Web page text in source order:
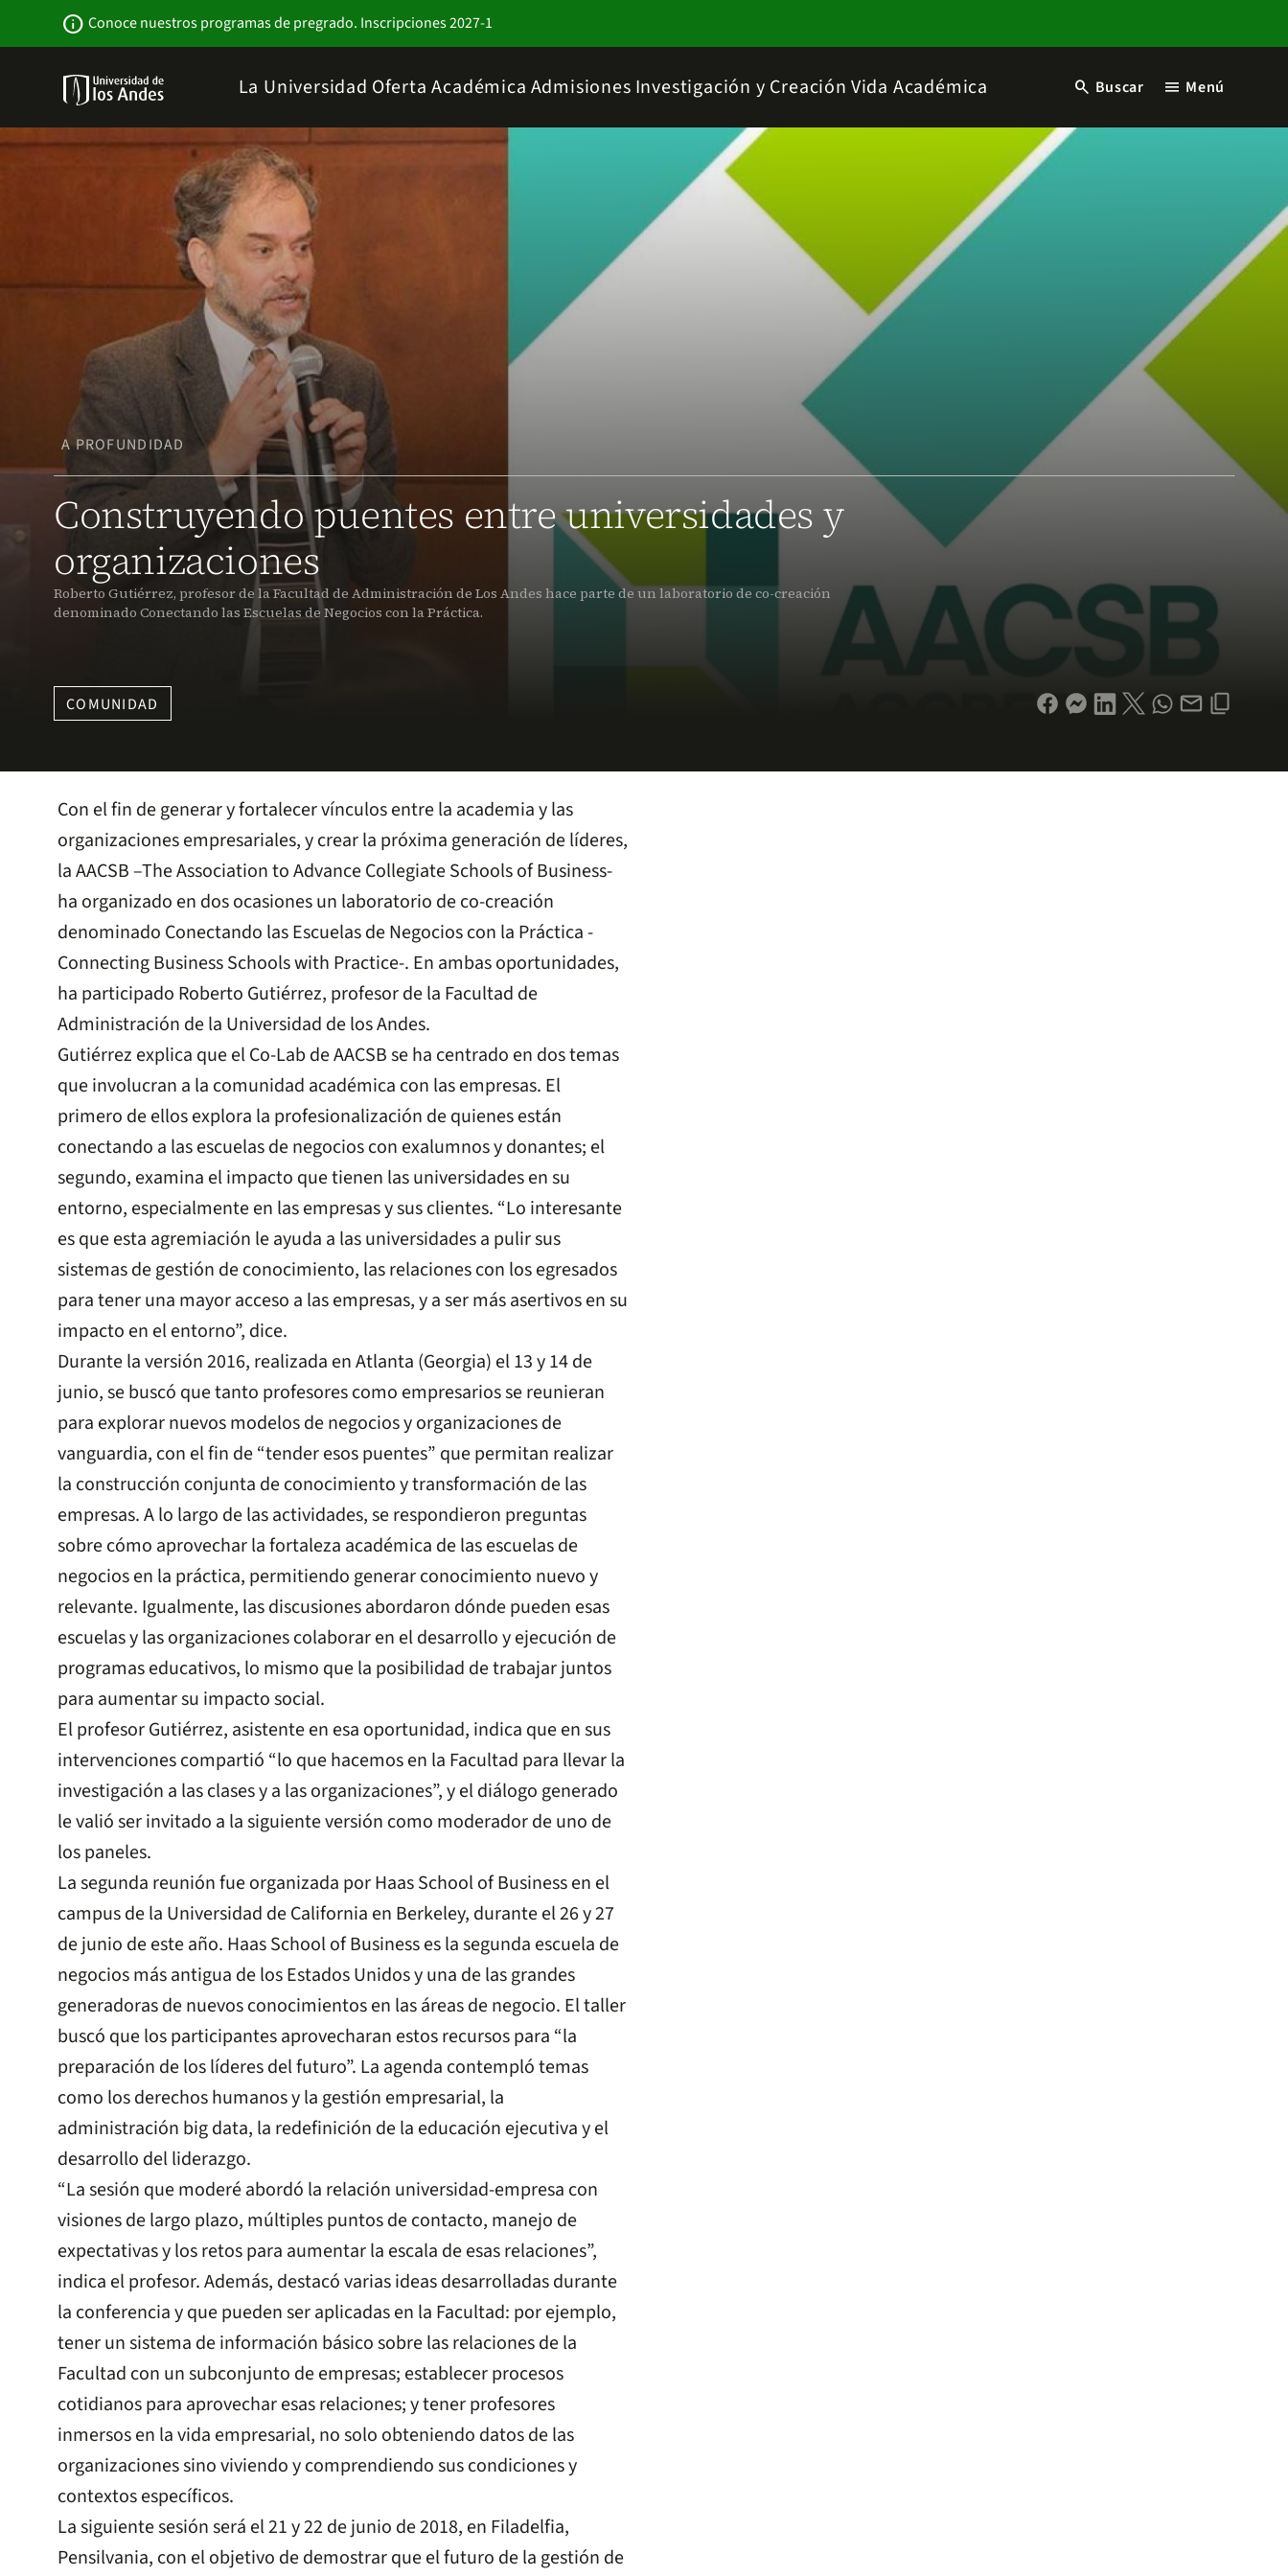
info Conoce nuestros programas de pregrado. Inscripciones 2027-1
Sitio
Institucional
La Universidad Oferta Académica Admisiones Investigación y Creación Vida Académica search Buscar menu Menú
A PROFUNDIDAD
Construyendo puentes entre universidades y
organizaciones
Roberto Gutiérrez, profesor de la Facultad de Administración de Los Andes hace parte de un laboratorio de co-creación
denominado Conectando las Escuelas de Negocios con la Práctica.
COMUNIDAD
Con el fin de generar y fortalecer vínculos entre la academia y las
organizaciones empresariales, y crear la próxima generación de líderes,
la AACSB –The Association to Advance Collegiate Schools of Business-
ha organizado en dos ocasiones un laboratorio de co-creación
denominado Conectando las Escuelas de Negocios con la Práctica -
Connecting Business Schools with Practice-. En ambas oportunidades,
ha participado Roberto Gutiérrez, profesor de la Facultad de
Administración de la Universidad de los Andes.
Gutiérrez explica que el Co-Lab de AACSB se ha centrado en dos temas
que involucran a la comunidad académica con las empresas. El
primero de ellos explora la profesionalización de quienes están
conectando a las escuelas de negocios con exalumnos y donantes; el
segundo, examina el impacto que tienen las universidades en su
entorno, especialmente en las empresas y sus clientes. “Lo interesante
es que esta agremiación le ayuda a las universidades a pulir sus
sistemas de gestión de conocimiento, las relaciones con los egresados
para tener una mayor acceso a las empresas, y a ser más asertivos en su
impacto en el entorno”, dice.
Durante la versión 2016, realizada en Atlanta (Georgia) el 13 y 14 de
junio, se buscó que tanto profesores como empresarios se reunieran
para explorar nuevos modelos de negocios y organizaciones de
vanguardia, con el fin de “tender esos puentes” que permitan realizar
la construcción conjunta de conocimiento y transformación de las
empresas. A lo largo de las actividades, se respondieron preguntas
sobre cómo aprovechar la fortaleza académica de las escuelas de
negocios en la práctica, permitiendo generar conocimiento nuevo y
relevante. Igualmente, las discusiones abordaron dónde pueden esas
escuelas y las organizaciones colaborar en el desarrollo y ejecución de
programas educativos, lo mismo que la posibilidad de trabajar juntos
para aumentar su impacto social.
El profesor Gutiérrez, asistente en esa oportunidad, indica que en sus
intervenciones compartió “lo que hacemos en la Facultad para llevar la
investigación a las clases y a las organizaciones”, y el diálogo generado
le valió ser invitado a la siguiente versión como moderador de uno de
los paneles.
La segunda reunión fue organizada por Haas School of Business en el
campus de la Universidad de California en Berkeley, durante el 26 y 27
de junio de este año. Haas School of Business es la segunda escuela de
negocios más antigua de los Estados Unidos y una de las grandes
generadoras de nuevos conocimientos en las áreas de negocio. El taller
buscó que los participantes aprovecharan estos recursos para “la
preparación de los líderes del futuro”. La agenda contempló temas
como los derechos humanos y la gestión empresarial, la
administración big data, la redefinición de la educación ejecutiva y el
desarrollo del liderazgo.
“La sesión que moderé abordó la relación universidad-empresa con
visiones de largo plazo, múltiples puntos de contacto, manejo de
expectativas y los retos para aumentar la escala de esas relaciones”,
indica el profesor. Además, destacó varias ideas desarrolladas durante
la conferencia y que pueden ser aplicadas en la Facultad: por ejemplo,
tener un sistema de información básico sobre las relaciones de la
Facultad con un subconjunto de empresas; establecer procesos
cotidianos para aprovechar esas relaciones; y tener profesores
inmersos en la vida empresarial, no solo obteniendo datos de las
organizaciones sino viviendo y comprendiendo sus condiciones y
contextos específicos.
La siguiente sesión será el 21 y 22 de junio de 2018, en Filadelfia,
Pensilvania, con el objetivo de demostrar que el futuro de la gestión de